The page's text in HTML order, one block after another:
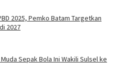
2025, Pemko Batam Targetkan
2027
Sepak Bola Ini Wakili Sulsel ke